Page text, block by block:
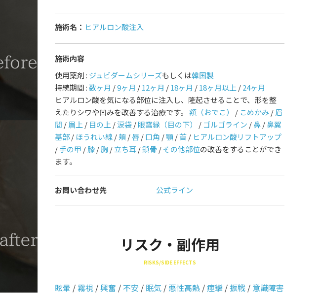
プライバシーポリシー
規約
施術名： ヒアルロン酸注入
施術内容
使用薬剤 : ジュビダームシリーズもしくは韓国製
持続期間 :数ヶ月 /9ヶ月 /12ヶ月 /18ヶ月 /18ヶ月以上 /24ヶ月
ヒアルロン酸を気になる部位に注入し、隆起させることで、形を整
えたりシワや凹みを改善する治療です。 額（おでこ） / こめかみ/眉
間 /眉上 / 目の上 /涙袋/眼窩縁（目の下） / ゴルゴライン /鼻/鼻翼
基部/ ほうれい線/頬/唇/口角 /顎/首/ ヒアルロン酸リフトアップ
/手の甲 /膝/胸/立ち耳/鎖骨 /その他部位の改善をすることができ
ます。
お問い合わせ先 公式ライン
リスク・副作用
RISKS/SIDE EFFECTS
眩暈 /霧視 /興奮 / 不安 / 眠気 /悪性高熱 /痙攣 /振戦 / 意識障害